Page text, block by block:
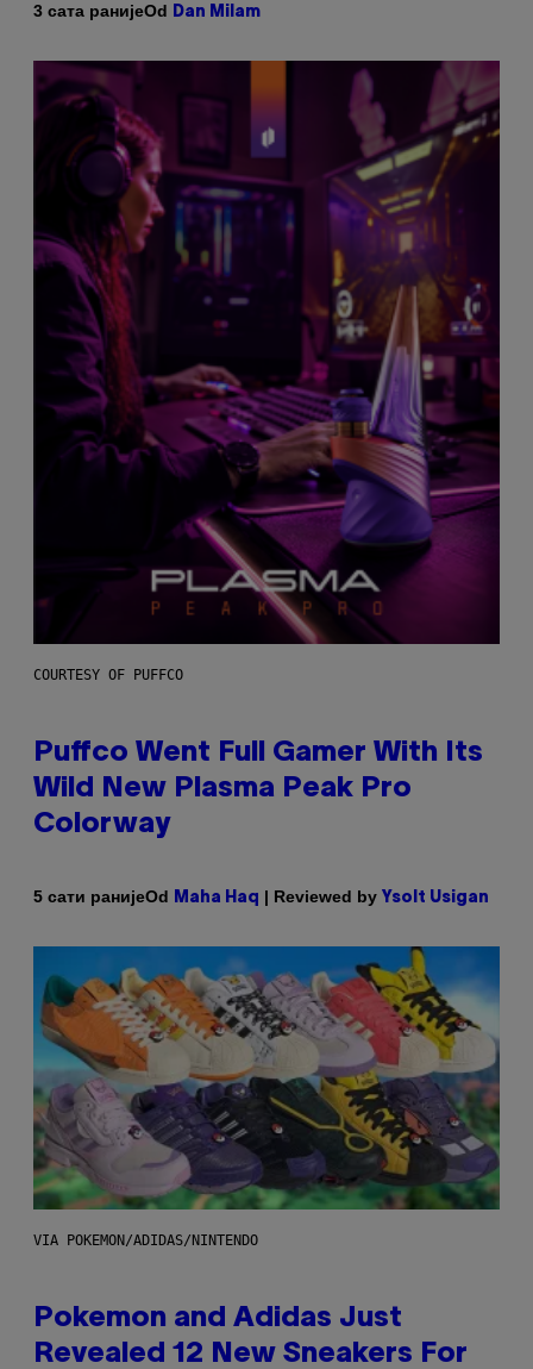
3 сата ранијеOd Dan Milam
COURTESY OF PUFFCO
Puffco Went Full Gamer With Its
Wild New Plasma Peak Pro
Colorway
5 сати ранијеOd Maha Haq | Reviewed by Ysolt Usigan
VIA POKEMON/ADIDAS/NINTENDO
Pokemon and Adidas Just
Revealed 12 New Sneakers For